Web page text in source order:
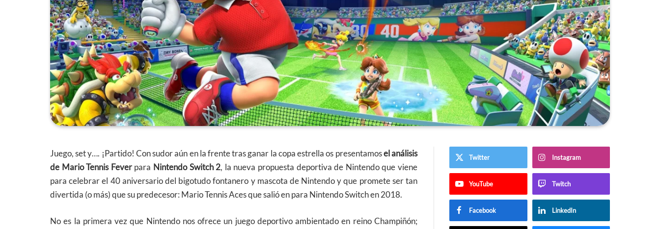
Juego, set y…. ¡Partido! Con sudor aún en la frente tras ganar la copa estrella os presentamosel análisis
de Mario Tennis Feverpara Nintendo Switch 2, la nueva propuesta deportiva de Nintendo que viene
para celebrar el 40 aniversario del bigotudo fontanero y mascota de Nintendo y que promete ser tan
divertida (o más) que su predecesor: Mario Tennis Aces que salió en para Nintendo Switch en 2018.
No es la primera vez que Nintendo nos ofrece un juego deportivo ambientado en reino Champiñón;
Twitter Instagram
YouTube Twitch
Facebook LinkedIn